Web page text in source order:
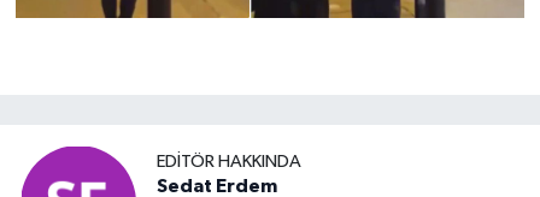
EDITÖR HAKKINDA
Sedat Erdem